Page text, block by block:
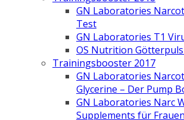
GN Laboratories
Test
GN Laboratories T1
OS Nutrition
Trainingsbooster 2017
GN Laboratories
Glycerine – Der Pump
GN Laboratories Narc
Supplements für Frauen